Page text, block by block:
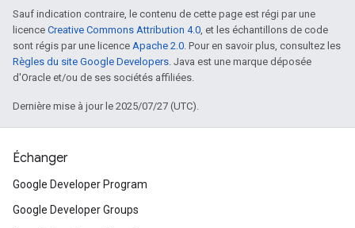
Sauf indication contraire, le contenu de cette page est régi par une
licence Creative Commons Attribution 4.0, et les échantillons de code
sont régis par une licence Apache 2.0. Pour en savoir plus, consultez les
Règles du site Google Developers. Java est une marque déposée
d'Oracle et/ou de ses sociétés affiliées.
Dernière mise à jour le 2025/07/27 (UTC).
Échanger
Google Developer Program
Google Developer Groups